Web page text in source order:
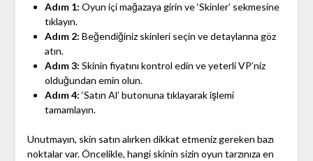
Adım 1: Oyun içi mağazaya girin ve ‘Skinler’ sekmesine
tıklayın.
Adım 2: Beğendiğiniz skinleri seçin ve detaylarına göz
atın.
Adım 3: Skinin fiyatını kontrol edin ve yeterli VP’niz
olduğundan emin olun.
Adım 4: ‘Satın Al’ butonuna tıklayarak işlemi
tamamlayın.
Unutmayın, skin satın alırken dikkat etmeniz gereken bazı
noktalar var. Öncelikle, hangi skinin sizin oyun tarzınıza en